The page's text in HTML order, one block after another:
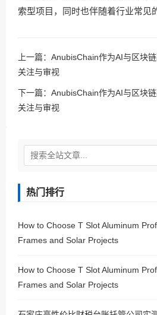
索型项目，同时也伴随着行业常见
上一篇： AnubisChain作为AI与区块
关注与审视
下一篇： AnubisChain作为AI与区块
关注与审视
热门排行
How to Choose T Slot Aluminum
Frames and Solar Projects
How to Choose T Slot Aluminum
Frames and Solar Projects